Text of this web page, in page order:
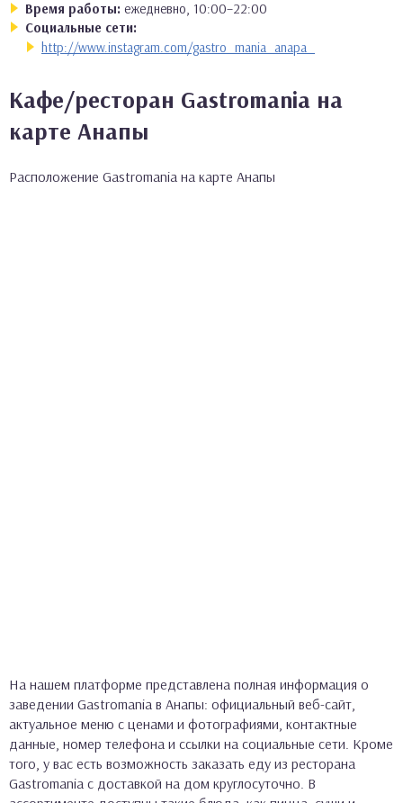
Время работы: ежедневно, 10:00–22:00
Социальные сети:
http://www.instagram.com/gastro_mania_anapa_
Кафе/ресторан Gastromania на
карте Анапы
Расположение Gastromania на карте Анапы
На нашем платформе представлена полная информация о
заведении Gastromania в Анапы: официальный веб-сайт,
актуальное меню с ценами и фотографиями, контактные
данные, номер телефона и ссылки на социальные сети. Кроме
того, у вас есть возможность заказать еду из ресторана
Gastromania с доставкой на дом круглосуточно. В